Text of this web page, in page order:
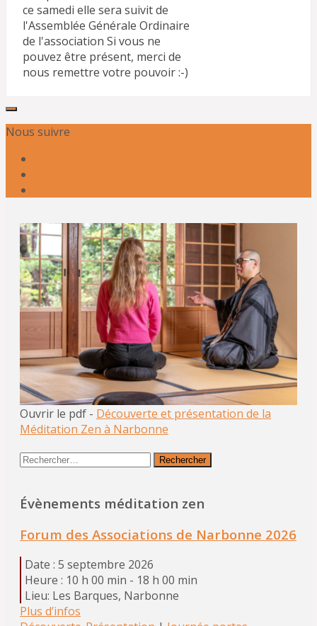
ce samedi elle sera suivit de
l'Assemblée Générale Ordinaire
de l'association Si vous ne
pouvez être présent, merci de
nous remettre votre pouvoir :-)
Nous suivre
Ouvrir le pdf - Découverte et présentation de la
Méditation Zen à Narbonne
Rechercher :
Évènements méditation zen
Forum des Associations de Narbonne 2026
Date : 5 septembre 2026
Heure : 10 h 00 min - 18 h 00 min
Lieu: Les Barques, Narbonne
Plus d’infos